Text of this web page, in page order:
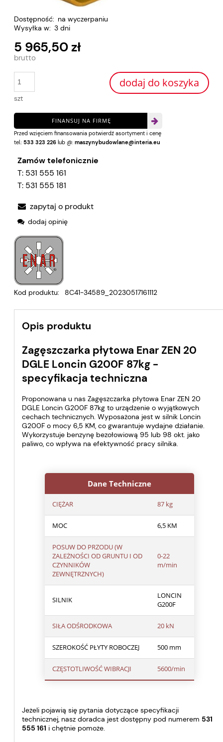
Dostępność: na wyczerpaniu
Wysyłka w: 3 dni
5 965,50 zł
szt
dodaj do koszyka
FINANSUJ NA FIRMĘ
Przed wzięciem finansowania potwierdź asortyment i cenę
tel.: 533 323 226 lub @: maszynybudowlane@interia.eu
Zamów telefonicznie
T: 531 555 161
T: 531 555 181
zapytaj o produkt
dodaj opinię
Kod produktu: 8C41-34589_20230517161112
Opis produktu
Zagęszczarka płytowa Enar ZEN 20
DGLE Loncin G200F 87kg -
specyfikacja techniczna
Proponowana u nas Zagęszczarka płytowa Enar ZEN 20
DGLE Loncin G200F 87kg to urządzenie o wyjątkowych
cechach technicznych. Wyposażona jest w silnik Loncin
G200F o mocy 6,5 KM, co gwarantuje wydajne działanie.
Wykorzystuje benzynę bezołowiową 95 lub 98 okt. jako
paliwo, co wpływa na efektywność pracy silnika.
Dane Techniczne
CIĘŻAR 87 kg
MOC 6,5 KM
POSUW DO PRZODU (W
ZALEŻNOŚCI OD GRUNTU I OD
CZYNNIKÓW
ZEWNĘTRZNYCH)
0-22
m/min
SILNIK
LONCIN
G200F
SIŁA ODŚRODKOWA 20 kN
SZEROKOŚĆ PŁYTY ROBOCZEJ 500 mm
CZĘSTOTLIWOŚĆ WIBRACJI 5600/min
Jeżeli pojawią się pytania dotyczące specyfikacji
technicznej, nasz doradca jest dostępny pod numerem 531
555 161 i chętnie pomoże.